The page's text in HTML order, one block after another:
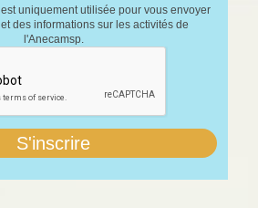
uniquement utilisée pour vous envoyer
des informations sur les activités de
l'Anecamsp.